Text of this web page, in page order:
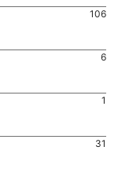
106
6
1
31